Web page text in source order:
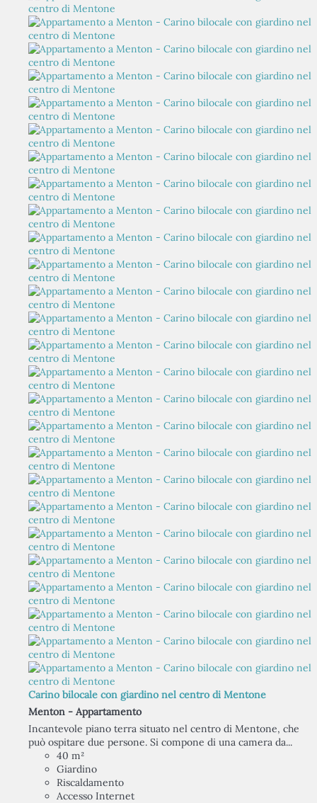
Carino bilocale con giardino nel centro di Mentone
Menton - Appartamento
Incantevole piano terra situato nel centro di Mentone, che
può ospitare due persone. Si compone di una camera da...
40 m²
Giardino
Riscaldamento
Accesso Internet